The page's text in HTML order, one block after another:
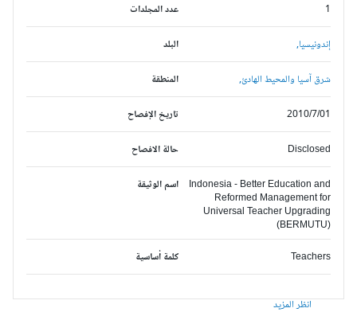
عدد المجلدات
البلد إندونيسيا,
المنطقة شرق آسيا والمحيط الهادئ,
تاريخ الإفصاح 2010/7/01
حالة الافصاح Disclosed
اسم الوثيقة
Indonesia - Better Education and
Reformed Management for
Universal Teacher Upgrading
(BERMUTU)
كلمة أساسية
Teachers
انظر المزيد